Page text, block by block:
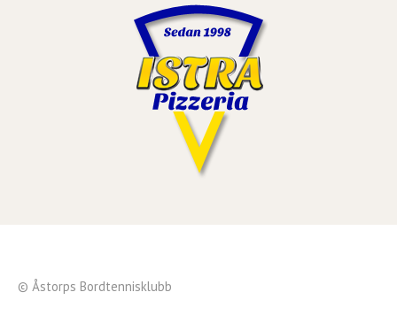
© Åstorps Bordtennisklubb